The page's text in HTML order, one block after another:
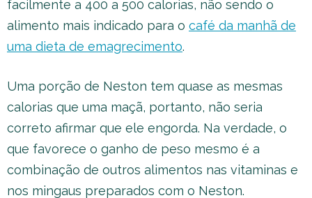
facilmente a 400 a 500 calorias, não sendo o
alimento mais indicado para o café da manhã de
uma dieta de emagrecimento.
Uma porção de Neston tem quase as mesmas
calorias que uma maçã, portanto, não seria
correto afirmar que ele engorda. Na verdade, o
que favorece o ganho de peso mesmo é a
combinação de outros alimentos nas vitaminas e
nos mingaus preparados com o Neston.